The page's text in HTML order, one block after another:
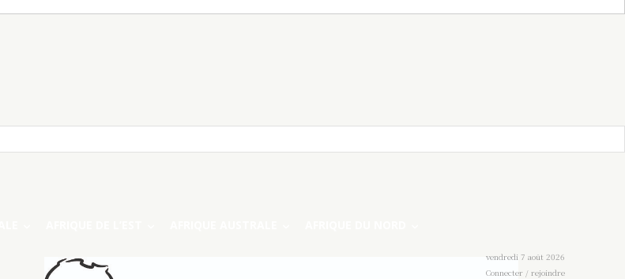
vendredi 7 août 2026
Connecter / rejoindre